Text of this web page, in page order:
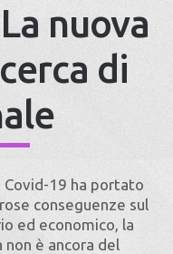
nuova
di
Covid-19 ha portato
conseguenze sul
ed economico, la
non è ancora del